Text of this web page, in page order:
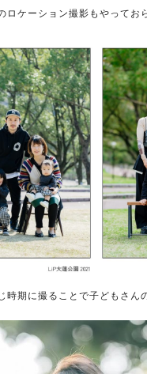
ロケーション撮影もやってお
時期に撮ることで子どもさん